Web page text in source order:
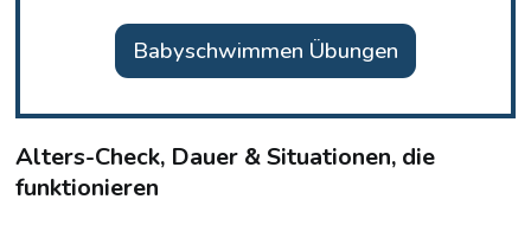
Babyschwimmen Übungen
Alters-Check, Dauer & Situationen, die
funktionieren